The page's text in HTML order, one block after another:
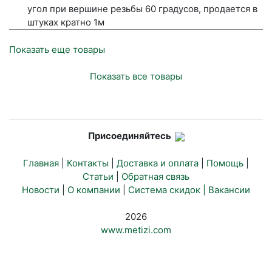
угол при вершине резьбы 60 градусов, продается в
штуках кратно 1м
Показать еще товары
Показать все товары
Присоединяйтесь
Главная Контакты Доставка и оплата Помощь
Статьи
Обратная связь
Новости
О компании Система скидок | Вакансии
2026
www.metizi.com